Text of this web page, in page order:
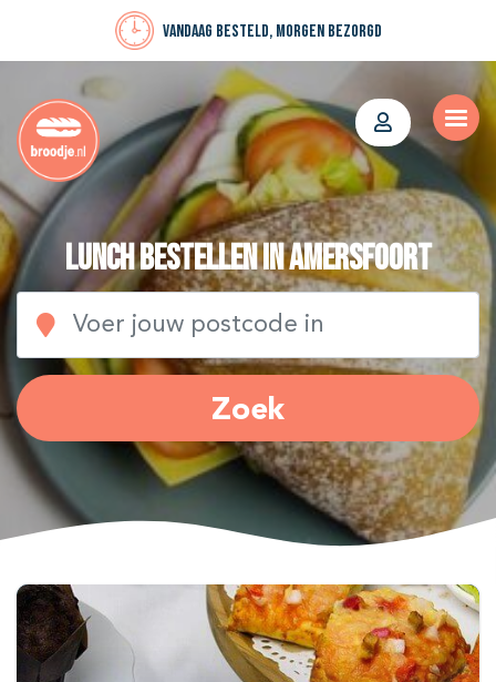
Vandaag besteld, morgen bezorgd
Lunch bestellen in Amersfoort
Zoek